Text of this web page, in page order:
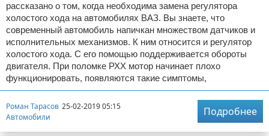
рассказано о том, когда необходима замена регулятора
холостого хода на автомобилях ВАЗ. Вы знаете, что
современный автомобиль напичкан множеством датчиков и
исполнительных механизмов. К ним относится и регулятор
холостого хода. С его помощью поддерживается обороты
двигателя. При поломке РХХ мотор начинает плохо
функционировать, появляются такие симптомы,
Роман Тарасов 25-02-2019 05:15
Автомобили
Подробнее